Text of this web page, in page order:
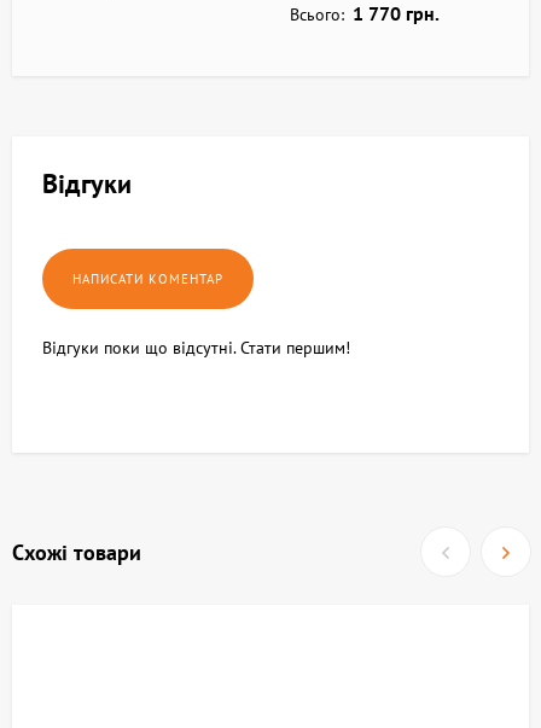
Всього: 1 770 грн.
Відгуки
Відгуки поки що відсутні. Стати першим!
Схожі товари